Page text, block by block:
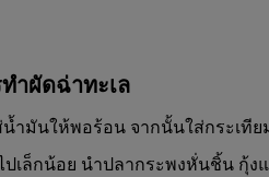
ำผัดฉ่าทะเล
น้ำมันให้พอร้อน จากนั้นใส่กระเ
เล็กน้อย นำปลากระพงหั่นชิ้น กุ้